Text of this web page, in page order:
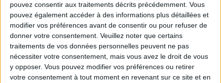
pouvez consentir aux traitements décrits précédemment. Vous
pouvez également accéder à des informations plus détaillées et
modifier vos préférences avant de consentir ou pour refuser de
donner votre consentement. Veuillez noter que certains
traitements de vos données personnelles peuvent ne pas
nécessiter votre consentement, mais vous avez le droit de vous
y opposer. Vous pouvez modifier vos préférences ou retirer
votre consentement à tout moment en revenant sur ce site et en
15 IDEAS FOR ENJOYING AUGUST IN PARIS